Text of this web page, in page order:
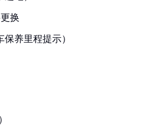
换
养里程提示）